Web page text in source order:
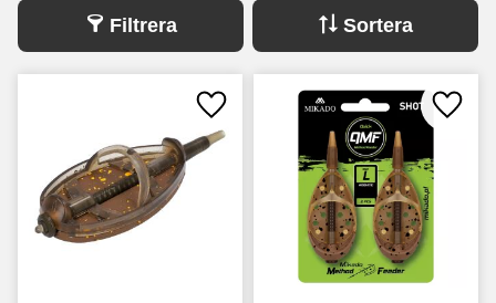
Filtrera Sortera
Lägg till i favoriter Lägg